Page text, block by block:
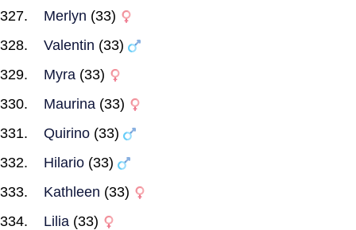
Merlyn (33)
Valentin (33)
Myra (33)
Maurina (33)
Quirino (33)
Hilario (33)
Kathleen (33)
Lilia (33)